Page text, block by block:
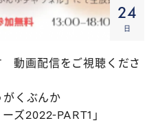
24
日
動画配信をご視聴くださ
がくぶんか
ズ2022-PART1」